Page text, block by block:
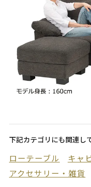
下記カテゴリにも関連し
ローテーブル
キャ
アクセサリー・雑貨